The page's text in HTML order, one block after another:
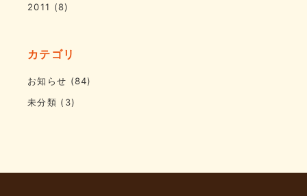
2011 (8)
カテゴリ
お知らせ (84)
未分類 (3)